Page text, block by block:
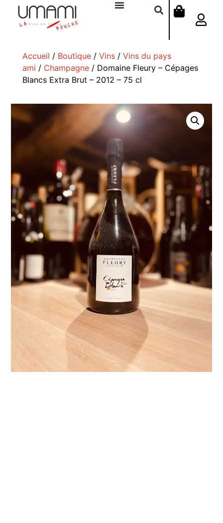
Accueil / Boutique/ Vins/ Vins du pays
ami / Champagne/ Domaine Fleury – Cépages
Blancs Extra Brut – 2012 – 75 cl